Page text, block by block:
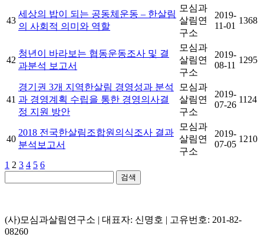
43
세상의 밥이 되는 공동체운동 – 한살림
의 사회적 의미와 역할
모심과
살림연
구소
2019-
11-01
1368
42
청년이 바라보는 협동운동조사 및 결
과분석 보고서
모심과
살림연
구소
2019-
08-11
1295
41
경기권 3개 지역한살림 경영성과 분석
과 경영계획 수립을 통한 경영의사결
정 지원 방안
모심과
살림연
구소
2019-
07-26
1124
40
2018 전국한살림조합원의식조사 결과
분석보고서
모심과
살림연
구소
2019-
07-05
1210
1 2 3 4 5 6
검색
(사)모심과살림연구소 | 대표자: 신명호 | 고유번호: 201-82-
08260